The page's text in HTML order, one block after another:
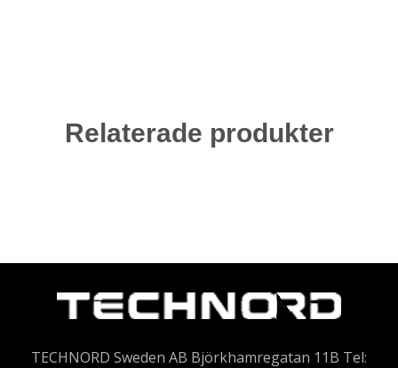
Relaterade produkter
TECHNORD Sweden AB Björkhamregatan 11B Tel: